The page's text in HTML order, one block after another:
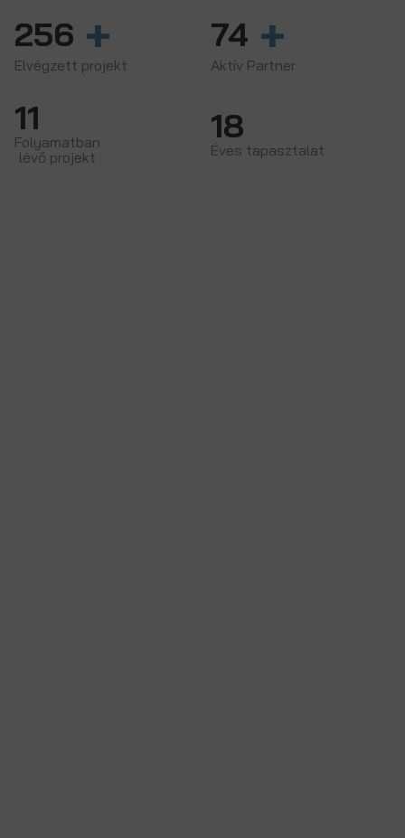
256 +
Elvégzett projekt
74 +
Aktív Partner
11
Folyamatban
lévő projekt
18
Éves tapasztalat